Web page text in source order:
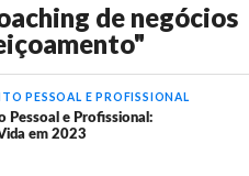
de negócios
PESSOAL E PROFISSIONAL
Pessoal e Profissional:
em 2023